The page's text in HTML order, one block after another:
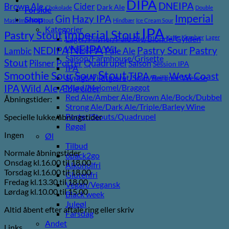
Forside
Shop
Kategorier
Lager/Pilsner/Pale Ale/Blonde/Gylden
Weissbier/Wit
Saison/Farmhouse/Grisette
IPA
Syrligt/Vildtgæret/Sour/Berliner Weisse
Mjød/Melomel/Braggot
Red Ale/Amber Ale/Brown Ale/Bock/Dubbel
Strong Ale/Dark Ale/Triple/Barley Wine
Porter/Stouts/Quadrupel
Røgøl
Øl
Tilbud
6pack2go
Alkoholfri
Glutenfri
Vegan/Vegansk
Black week
Juleøl
Farsdag
Andet
Brown Ale Chokolade Cider Dark Ale DIPA DNEIPA Double
Mash Imperial Stout Gin Hazy IPA Hindbær Ice Cream Sour Imperial
Pastry StoutImperial StoutIPA Kaffe Kirsebær Lager
LambicNEDIPANEIPAPale Ale Pastry Sour Pastry
StoutPilsnerPorterQuadrupelSaisonSession IPA
Smoothie SourSourStoutTIPA Vanilje West Coast
IPAWild AleÆble cider
Åbningstider:
Specielle lukke/åbningstider
Ingen
Normale åbningstider
Onsdag kl.16.00 til 18.00
Torsdag kl.16.00 til 18.00
Fredag kl.13.30 til 18.00
Lørdag kl.10.00 til 15.00
Altid åbent efter aftale ring eller skriv